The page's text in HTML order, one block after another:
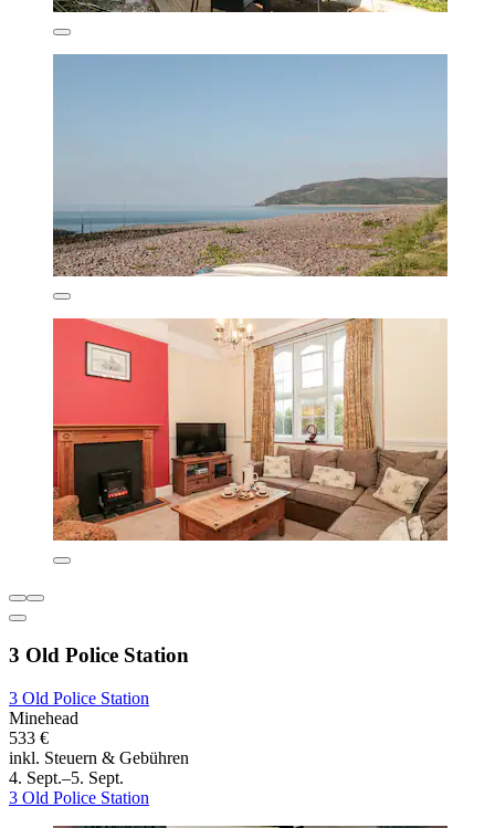
3 Old Police Station
3 Old Police Station
Minehead
533 €
inkl. Steuern & Gebühren
4. Sept.–5. Sept.
3 Old Police Station